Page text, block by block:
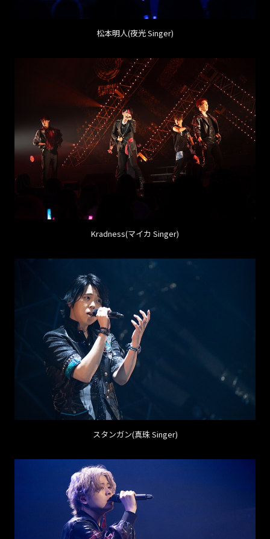
松本明人(夜光 Singer)
Kradness(マイカ Singer)
スタンガン(真珠 Singer)